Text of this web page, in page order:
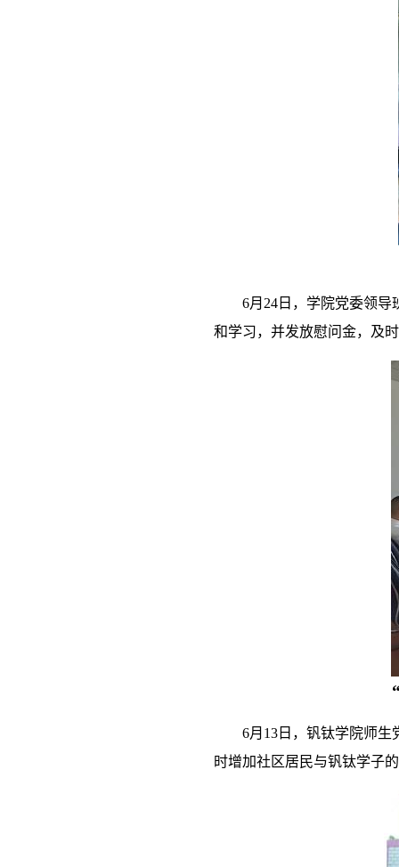
6月 24 日，学院党委领
和学习，并发放慰问金，及
6月 13 日，钒钛学院师
时增加社区居民与钒钛学子